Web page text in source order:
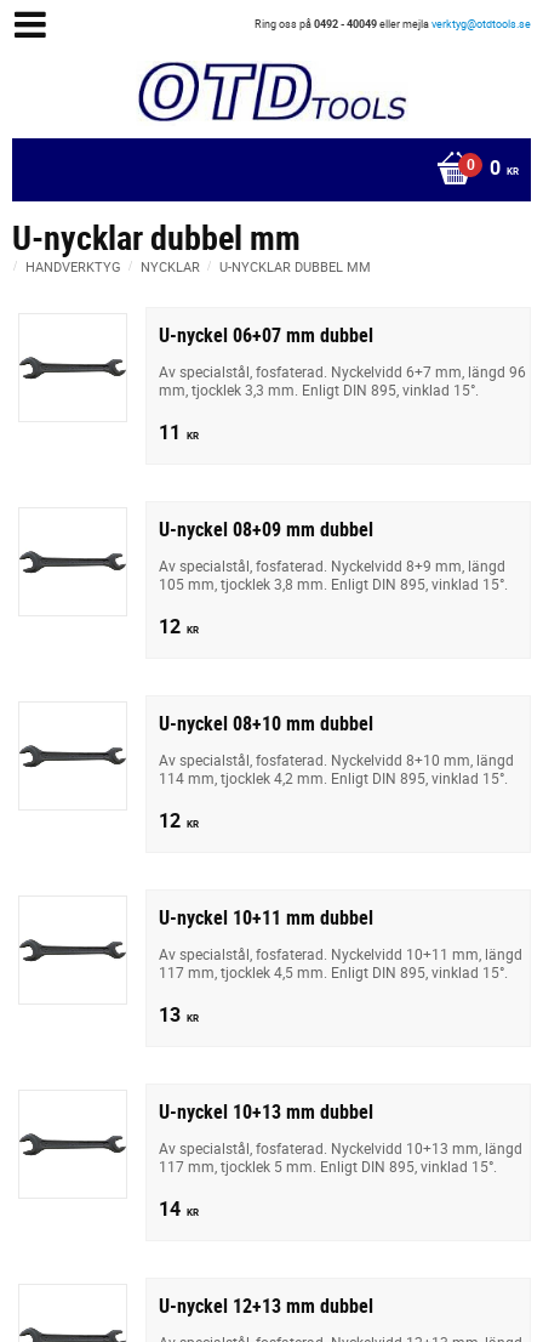
Ring oss på0492 - 40049eller mejlaverktyg@otdtools.se
0 KR
U-nycklar dubbel mm
HANDVERKTYG NYCKLAR U-NYCKLAR DUBBEL MM
U-nyckel 06+07 mm dubbel
Av specialstål, fosfaterad. Nyckelvidd 6+7 mm, längd 96
mm, tjocklek 3,3 mm. Enligt DIN 895, vinklad 15°.
11 KR
U-nyckel 08+09 mm dubbel
Av specialstål, fosfaterad. Nyckelvidd 8+9 mm, längd
105 mm, tjocklek 3,8 mm. Enligt DIN 895, vinklad 15°.
12 KR
U-nyckel 08+10 mm dubbel
Av specialstål, fosfaterad. Nyckelvidd 8+10 mm, längd
114 mm, tjocklek 4,2 mm. Enligt DIN 895, vinklad 15°.
12 KR
U-nyckel 10+11 mm dubbel
Av specialstål, fosfaterad. Nyckelvidd 10+11 mm, längd
117 mm, tjocklek 4,5 mm. Enligt DIN 895, vinklad 15°.
13 KR
U-nyckel 10+13 mm dubbel
Av specialstål, fosfaterad. Nyckelvidd 10+13 mm, längd
117 mm, tjocklek 5 mm. Enligt DIN 895, vinklad 15°.
14 KR
U-nyckel 12+13 mm dubbel